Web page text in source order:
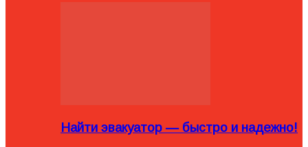
Найти эвакуатор — быстро и надежно!